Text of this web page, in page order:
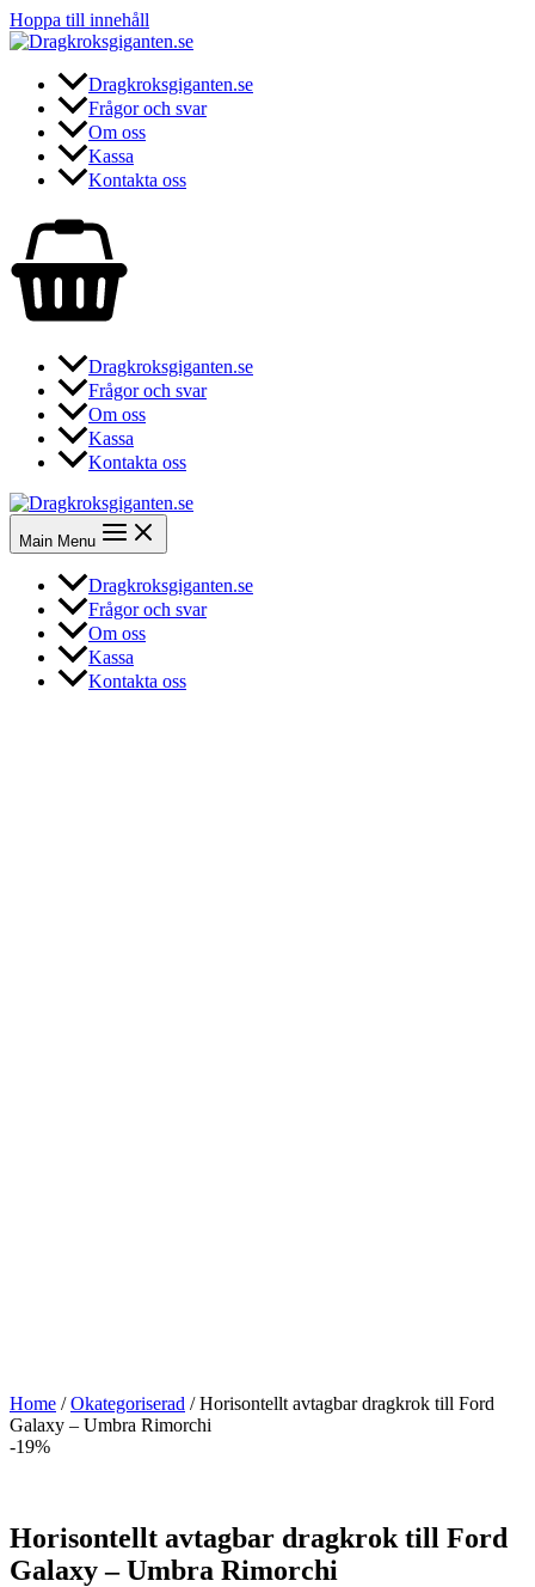
Hoppa till innehåll
Dragkroksgiganten.se
Frågor och svar
Om oss
Kassa
Kontakta oss
Dragkroksgiganten.se
Frågor och svar
Om oss
Kassa
Kontakta oss
Main Menu
Dragkroksgiganten.se
Frågor och svar
Om oss
Kassa
Kontakta oss
Home /Okategoriserad / Horisontellt avtagbar dragkrok till Ford
Galaxy – Umbra Rimorchi
-19%
Horisontellt avtagbar dragkrok till Ford
Galaxy – Umbra Rimorchi